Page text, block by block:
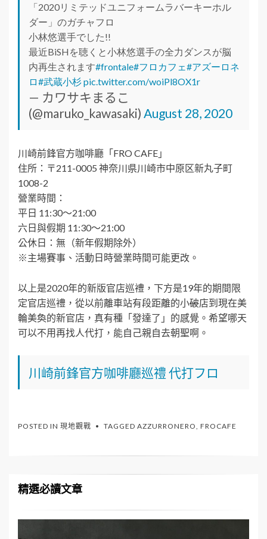
「2020リミテッドユニフォームラバーキーホル
ダー」のガチャフロ
小林悠選手でした!!
最近BiSHを聴くと小林悠選手の全力ダンスが脳
内再生されます#frontale#フロカフェ#アズーロネ
ロ#武蔵小杉pic.twitter.com/woiPl8OX1r
— カワサキまるこ
(@maruko_kawasaki) August 28, 2020
川崎前鋒官方咖啡廳「FRO CAFE」
住所：〒211-0005 神奈川県川崎市中原区新丸子町
1008-2
營業時間：
平日 11:30～21:00
六日與假期 11:30～21:00
公休日：無（新年假期除外）
※主場賽事、活動日時營業時間可能更改。
以上是2020年的新版官店巡禮，下方是19年的期間限
定官店巡禮，從以前離車站有段距離的小破店到現在美
輪美奐的新官店，真有種「發達了」的感覺。希望哪天
可以不用再找人代打，能自己親自去朝聖啊。
川崎前鋒官方咖啡廳巡禮 代打フロ
POSTED IN 現地觀戰 TAGGED AZZURRONERO FROCAFE
精選必讀文章